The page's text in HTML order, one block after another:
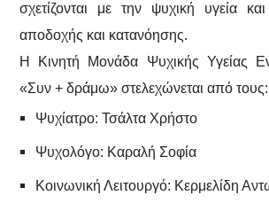
σχετίζονται με την ψυχική υγεία και
αποδοχής και κατανόησης.
Η Κινητή Μονάδα Ψυχικής Υγείας
«Συν + δράμω» στελεχώνεται από τους:
Ψυχίατρο: Τσάλτα Χρήστο
Ψυχολόγο: Καραλή Σοφία
Κοινωνική Λειτουργό: Κερμελίδη